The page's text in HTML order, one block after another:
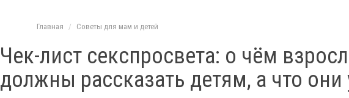
Главная Советы для мам и детей
Чек-лист секспросвета: о чём
должны рассказать детям, а что они